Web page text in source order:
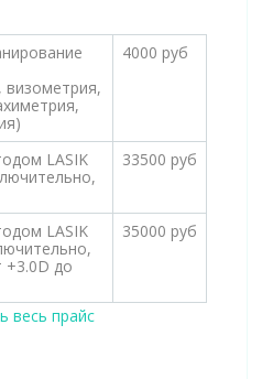
4000 руб
LASIK
33500 руб
LASIK
+3.0D до
35000 руб
весь прайс